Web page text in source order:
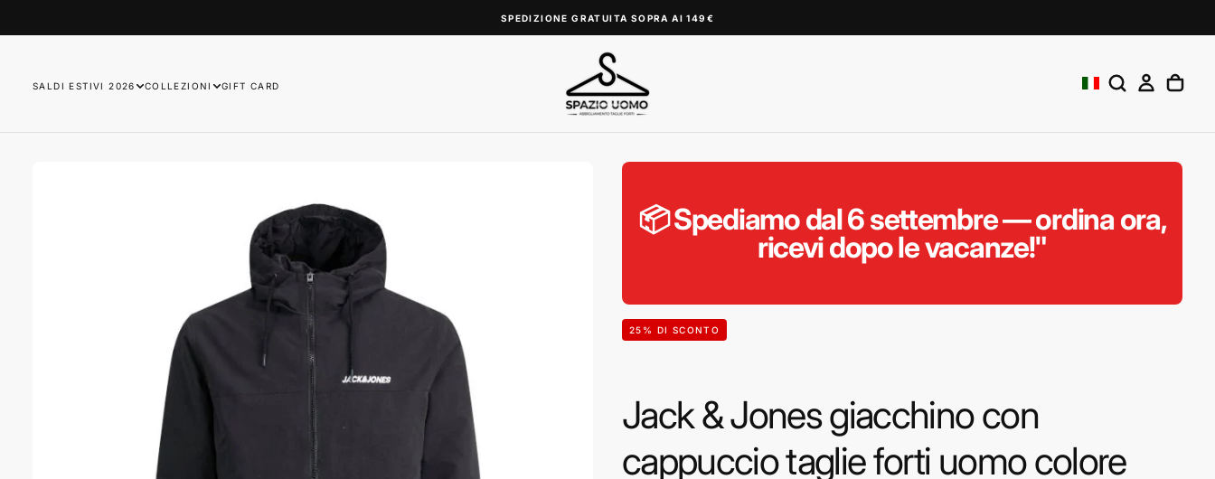
CONTENUTO
SPEDIZIONE GRATUITA SOPRA AI 149€
SALDI ESTIVI 2026 COLLEZIONI GIFT CARD
📦 Spediamo dal 6 settembre — ordina ora,
ricevi dopo le vacanze!"
25 % DI SCONTO
Jack & Jones giacchino con
cappuccio taglie forti uomo colore